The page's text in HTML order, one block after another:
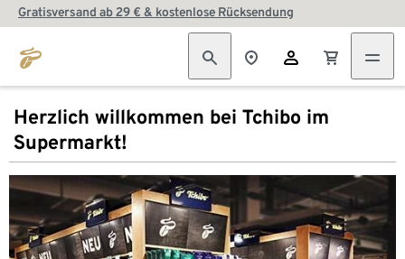
Gratisversand ab 29 € & kostenlose Rücksendung
Herzlich willkommen bei Tchibo im
Supermarkt!